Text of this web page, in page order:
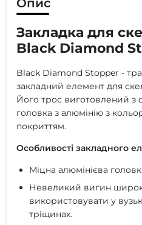
Опис
Закладка для
Black Diamond
Black Diamond Stopper -
закладний елемент для
Його трос виготовлений з
головка з алюмінію з
покриттям.
Особливості закладного
Міцна алюмінієва
Невеликий вигин
використовувати у
тріщинах.